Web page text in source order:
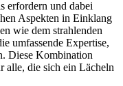
erfordern und dabei
Aspekten in Einklang
wie dem strahlenden
umfassende Expertise,
Diese Kombination
alle, die sich ein Lächeln